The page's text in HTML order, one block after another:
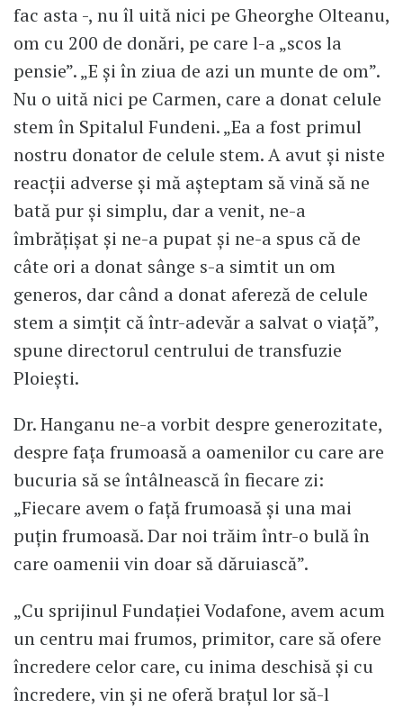
fac asta -, nu îl uită nici pe Gheorghe Olteanu,
om cu 200 de donări, pe care l-a „scos la
pensie”. „E și în ziua de azi un munte de om”.
Nu o uită nici pe Carmen, care a donat celule
stem în Spitalul Fundeni. „Ea a fost primul
nostru donator de celule stem. A avut și niste
reacții adverse și mă așteptam să vină să ne
bată pur și simplu, dar a venit, ne-a
îmbrățișat și ne-a pupat și ne-a spus că de
câte ori a donat sânge s-a simtit un om
generos, dar când a donat afereză de celule
stem a simțit că într-adevăr a salvat o viață”,
spune directorul centrului de transfuzie
Ploiești.
Dr. Hanganu ne-a vorbit despre generozitate,
despre fața frumoasă a oamenilor cu care are
bucuria să se întâlnească în fiecare zi:
„Fiecare avem o față frumoasă și una mai
puțin frumoasă. Dar noi trăim într-o bulă în
care oamenii vin doar să dăruiască”.
„Cu sprijinul Fundației Vodafone, avem acum
un centru mai frumos, primitor, care să ofere
încredere celor care, cu inima deschisă și cu
încredere, vin și ne oferă brațul lor să-l